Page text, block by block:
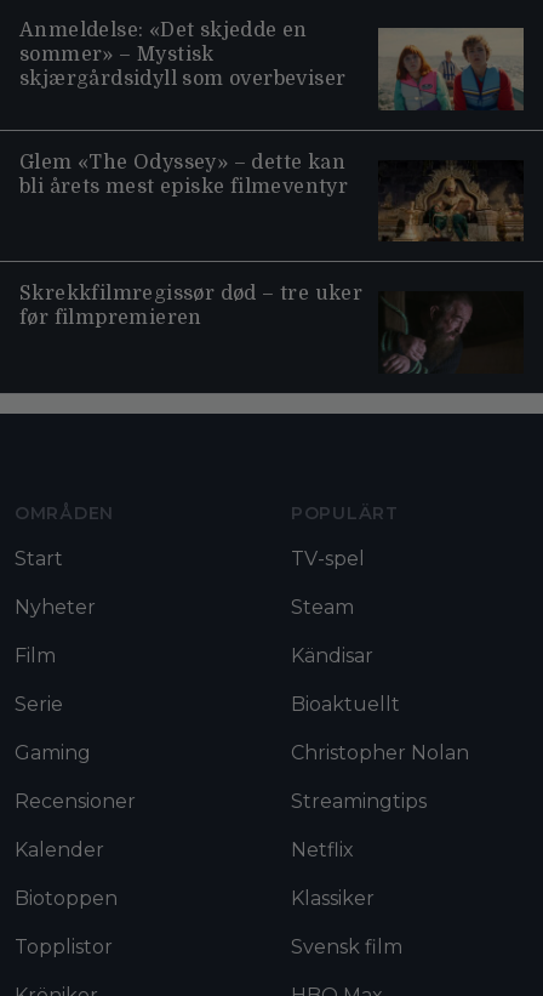
Anmeldelse: «Det skjedde en
sommer» – Mystisk
skjærgårdsidyll som overbeviser
Glem «The Odyssey» – dette kan
bli årets mest episke filmeventyr
Skrekkfilmregissør død – tre uker
før filmpremieren
OMRÅDEN
Start
Nyheter
Film
Serie
Gaming
Recensioner
Kalender
Biotoppen
Topplistor
POPULÄRT
TV-spel
Steam
Kändisar
Bioaktuellt
Christopher Nolan
Streamingtips
Netflix
Klassiker
Svensk film